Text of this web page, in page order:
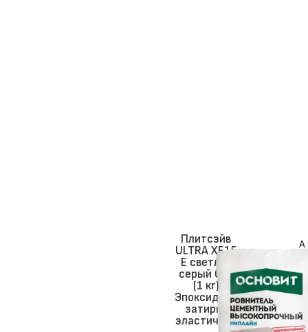
Плитсэйв
ULTRA XE15
Е светло-
серый 021
(1 кг)
Эпоксидная
затирка
эластичная
А
т
у